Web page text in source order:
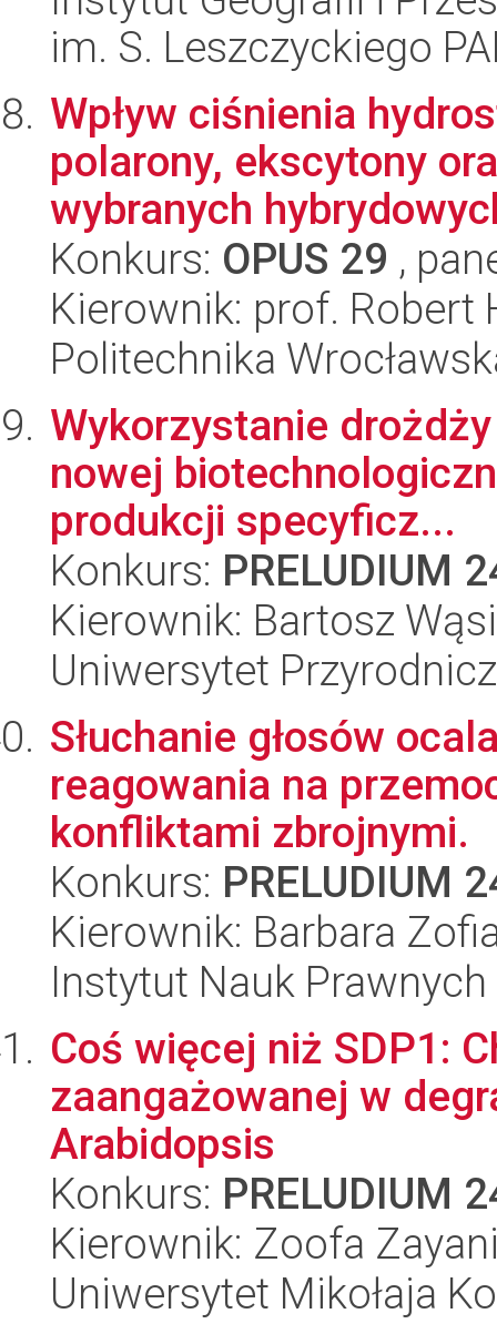
im. S. Leszczyckiego
Wpływ ciśnienia
polarony, ekscytony
wybranych
Konkurs: OPUS 29 ,
Kierownik: prof. Robert
Politechnika
Wykorzystanie
nowej
produkcji specyficz...
Konkurs: PRELUDIUM
Kierownik: Bartosz
Uniwersytet
Słuchanie głosów
reagowania na
konfliktami zbrojnymi.
Konkurs: PRELUDIUM
Kierownik: Barbara
Instytut Nauk Prawnych
Coś więcej niż SDP1:
zaangażowanej w
Arabidopsis
Konkurs: PRELUDIUM
Kierownik: Zoofa
Uniwersytet Mikołaja